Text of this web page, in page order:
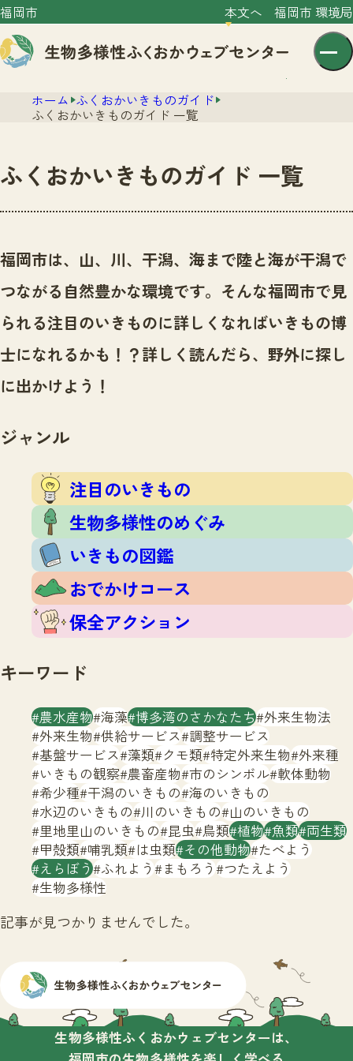
福岡市 本文へ 福岡市 環境局
センター紹介
センター紹介TOP
サイトポリシー
プライバシーポリシー
ニュースTOP
市の取組み
いきものガイド
いきものガイドTOP
注目のいきもの
生物多様性のめぐみ
保全アクション
イベント
いきもの調査隊
調査レポート
調査結果
ふくおかいきものマップ
マッチング
マッチングTOP
掲載申し込みフォーム
お問合せ
サイトマップ
ホーム ふくおかいきものガイド
ふくおかいきものガイド 一覧
ふくおかいきものガイド 一覧
福岡市は、山、川、干潟、海まで陸と海が干潟で
つながる自然豊かな環境です。 そんな福岡市で見
られる注目のいきものに詳しくなればいきもの博
士になれるかも！？詳しく読んだら、野外に探し
に出かけよう！
ジャンル
注目のいきもの
生物多様性のめぐみ
いきもの図鑑
おでかけコース
保全アクション
キーワード
農水産物 海藻 博多湾のさかなたち 外来生物法
外来生物 供給サービス 調整サービス
基盤サービス 藻類 クモ類 特定外来生物 外来種
いきもの観察 農畜産物 市のシンボル 軟体動物
希少種 干潟のいきもの 海のいきもの
水辺のいきもの 川のいきもの 山のいきもの
里地里山のいきもの 昆虫 鳥類 植物 魚類 両生類
甲殻類 哺乳類 は虫類 その他動物 たべよう
えらぼう ふれよう まもろう つたえよう
生物多様性
記事が見つかりませんでした。
生物多様性ふくおかウェブセンターは、